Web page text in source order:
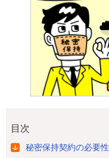
目次
秘密保持契約の必要性